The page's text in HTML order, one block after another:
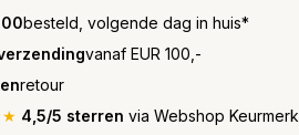
besteld, volgende dag in huis*
vanaf EUR 100,-
retour
4,5/5 sterren via Webshop Keurmerk